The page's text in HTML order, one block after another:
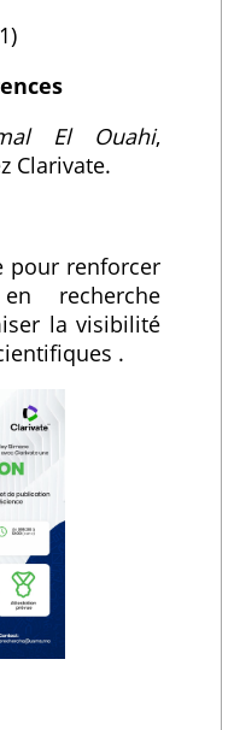
El Ouahi,
Clarivate.
pour renforcer
recherche
la visibilité
.